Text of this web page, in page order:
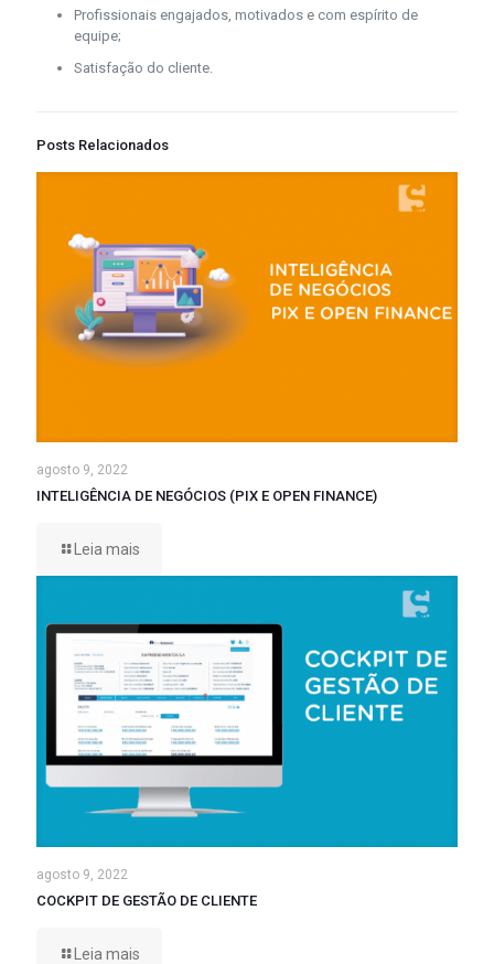
Profissionais engajados, motivados e com espírito de
equipe;
Satisfação do cliente.
Posts Relacionados
agosto 9, 2022
INTELIGÊNCIA DE NEGÓCIOS (PIX E OPEN FINANCE)
Leia mais
agosto 9, 2022
COCKPIT DE GESTÃO DE CLIENTE
Leia mais